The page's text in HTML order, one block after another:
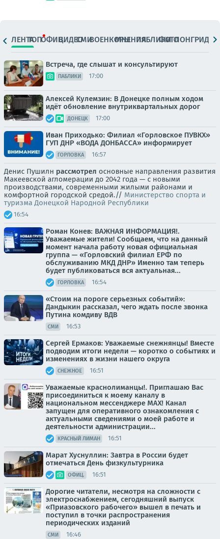
ЛЕНТАТОПОФИЦ.ВИДЕОСМИВОЕНКОРЫМНЕНИЯПАБЛИКИ
ФОТОЛОНГРИДЫ
Встреча, где слышат и консультируют
ПАБЛИКИ 17:00
Алексей Кулемзин: В Донецке полным ходом
идёт обновление внутриквартальных дорог
ДОНЕЦК 17:00
Иван Приходько: Филиал «Горловское ПУВКХ»
ГУП ДНР «ВОДА ДОНБАССА» информирует
ГОРЛОВКА 16:57
Денис Пушилн рассмотрел основные направления развития
Макеевской агломерации до 2042 года — с новыми
производствами, современными жилыми районами и
комфортной городской средой.// Министерство спорта и
туризма Донецкой Народной Республики
16:54
Роман Конев: ВАЖНАЯ ИНФОРМАЦИЯ!.
Уважаемые жители! Сообщаем, что на данный
момент начала работу новая официальная
группа — «Горловский филиал ЕРФ по
обслуживанию МКД ДНР» Именно там теперь
будет публиковаться вся актуальная...
ГОРЛОВКА 16:54
«Стоим на пороге серьезных событий»:
Дандыкин рассказал, чего ждать после звонка
Путина комдиву ВДВ
СМИ 16:53
Сергей Ермаков: Уважаемые снежнянцы! Вместе
подводим итоги недели — коротко о событиях и
изменениях в жизни нашего округа
СНЕЖНОЕ 16:51
Уважаемые краснолиманцы!. Приглашаю Вас
присоединиться к моему каналу в
национальном мессенджере MAX! Канал
запущен для оперативного ознакомления с
актуальными сведениями о моей работе и
деятельности администрации...
КРАСНЫЙ ЛИМАН 16:51
Марат Хуснуллин: Завтра в России будет
отмечаться День физкультурника
ОФИЦ. 16:51
Дорогие читатели, несмотря на сложности с
электроснабжением, сегодняшний выпуск
«Приазовского рабочего» вышел в печать и
поступил в точки распространения
периодических изданий
СМИ 16:46